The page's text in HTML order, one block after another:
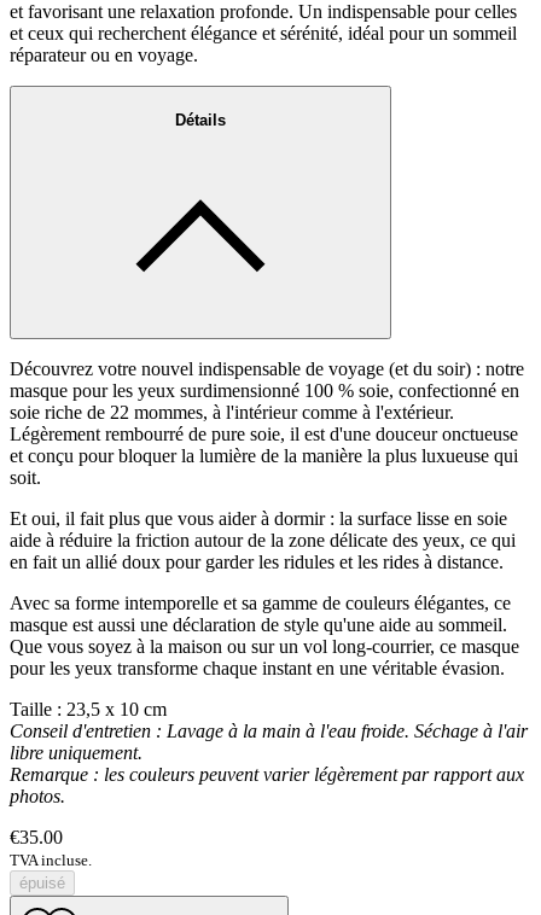
et favorisant une relaxation profonde. Un indispensable pour celles
et ceux qui recherchent élégance et sérénité, idéal pour un sommeil
réparateur ou en voyage.
Détails
Découvrez votre nouvel indispensable de voyage (et du soir) : notre
masque pour les yeux surdimensionné 100 % soie, confectionné en
soie riche de 22 mommes, à l'intérieur comme à l'extérieur.
Légèrement rembourré de pure soie, il est d'une douceur onctueuse
et conçu pour bloquer la lumière de la manière la plus luxueuse qui
soit.
Et oui, il fait plus que vous aider à dormir : la surface lisse en soie
aide à réduire la friction autour de la zone délicate des yeux, ce qui
en fait un allié doux pour garder les ridules et les rides à distance.
Avec sa forme intemporelle et sa gamme de couleurs élégantes, ce
masque est aussi une déclaration de style qu'une aide au sommeil.
Que vous soyez à la maison ou sur un vol long-courrier, ce masque
pour les yeux transforme chaque instant en une véritable évasion.
Taille : 23,5 x 10 cm
Conseil d'entretien : Lavage à la main à l'eau froide. Séchage à l'air
libre uniquement.
Remarque : les couleurs peuvent varier légèrement par rapport aux
photos.
€35.00
TVA incluse.
épuisé